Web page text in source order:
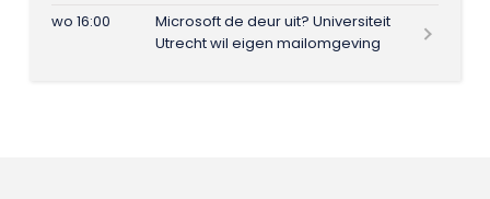
wo 16:00
Microsoft de deur uit? Universiteit
Utrecht wil eigen mailomgeving